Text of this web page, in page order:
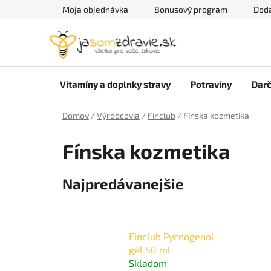
Moja objednávka Bonusový program
Vitamíny a doplnky stravy Potraviny
Domov /Výrobcovia / Finclub / Fínska kozmetika
Fínska kozmetika
Najpredávanejšie
Finclub Pycnogenol
gél 50 ml
Skladom